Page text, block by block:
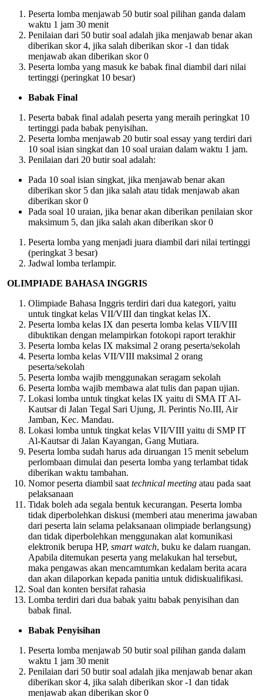
Peserta lomba menjawab 50 butir soal pilihan ganda dalam
waktu 1 jam 30 menit
Penilaian dari 50 butir soal adalah jika menjawab benar akan
diberikan skor 4, jika salah diberikan skor -1 dan tidak
menjawab akan diberikan skor 0
Peserta lomba yang masuk ke babak final diambil dari nilai
tertinggi (peringkat 10 besar)
Babak Final
Peserta babak final adalah peserta yang meraih peringkat 10
tertinggi pada babak penyisihan.
Peserta lomba menjawab 20 butir soal essay yang terdiri dari
10 soal isian singkat dan 10 soal uraian dalam waktu 1 jam.
Penilaian dari 20 butir soal adalah:
Pada 10 soal isian singkat, jika menjawab benar akan
diberikan skor 5 dan jika salah atau tidak menjawab akan
diberikan skor 0
Pada soal 10 uraian, jika benar akan diberikan penilaian skor
maksimum 5, dan jika salah akan diberikan skor 0
Peserta lomba yang menjadi juara diambil dari nilai tertinggi
(peringkat 3 besar)
Jadwal lomba terlampir.
OLIMPIADE BAHASA INGGRIS
Olimpiade Bahasa Inggris terdiri dari dua kategori, yaitu
untuk tingkat kelas VII/VIII dan tingkat kelas IX.
Peserta lomba kelas IX dan peserta lomba kelas VII/VIII
dibuktikan dengan melampirkan fotokopi raport terakhir
Peserta lomba kelas IX maksimal 2 orang peserta/sekolah
Peserta lomba kelas VII/VIII maksimal 2 orang
peserta/sekolah
Peserta lomba wajib menggunakan seragam sekolah
Peserta lomba wajib membawa alat tulis dan papan ujian.
Lokasi lomba untuk tingkat kelas IX yaitu di SMA IT Al-
Kautsar di Jalan Tegal Sari Ujung, Jl. Perintis No.III, Air
Jamban, Kec. Mandau.
Lokasi lomba untuk tingkat kelas VII/VIII yaitu di SMP IT
Al-Kautsar di Jalan Kayangan, Gang Mutiara.
Peserta lomba sudah harus ada diruangan 15 menit sebelum
perlombaan dimulai dan peserta lomba yang terlambat tidak
diberikan waktu tambahan.
Nomor peserta diambil saattechnical meeting atau pada saat
pelaksanaan
Tidak boleh ada segala bentuk kecurangan. Peserta lomba
tidak diperbolehkan diskusi (memberi atau menerima jawaban
dari peserta lain selama pelaksanaan olimpiade berlangsung)
dan tidak diperbolehkan menggunakan alat komunikasi
elektronik berupa HP, smart watch, buku ke dalam ruangan.
Apabila ditemukan peserta yang melakukan hal tersebut,
maka pengawas akan mencamtumkan kedalam berita acara
dan akan dilaporkan kepada panitia untuk didiskualifikasi.
Soal dan konten bersifat rahasia
Lomba terdiri dari dua babak yaitu babak penyisihan dan
babak final.
Babak Penyisihan
Peserta lomba menjawab 50 butir soal pilihan ganda dalam
waktu 1 jam 30 menit
Penilaian dari 50 butir soal adalah jika menjawab benar akan
diberikan skor 4, jika salah diberikan skor -1 dan tidak
menjawab akan diberikan skor 0